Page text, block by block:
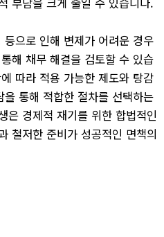
으로 인해 변제가 어려운 경우
해 채무 해결을 검토할 수 있습
따라 적용 가능한 제도와 탕감
통해 적합한 절차를 선택하는
은 경제적 재기를 위한 합법적인
철저한 준비가 성공적인 면책의